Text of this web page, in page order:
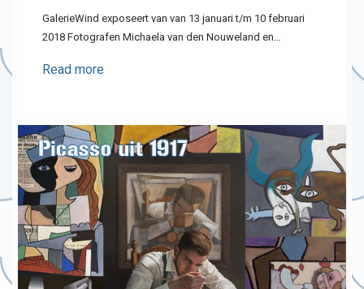
GalerieWind exposeert van van 13 januari t/m 10 februari
2018 Fotografen Michaela van den Nouweland en…
Read more